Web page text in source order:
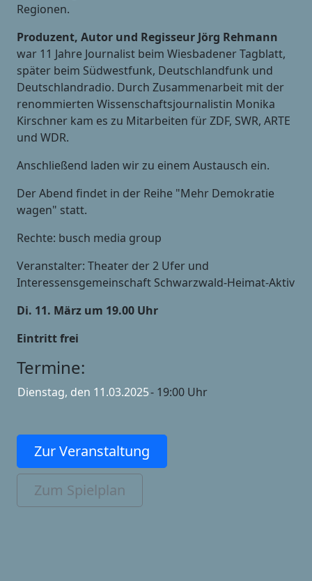
Regionen.
Produzent, Autor und Regisseur Jörg Rehmann
war 11 Jahre Journalist beim Wiesbadener Tagblatt,
später beim Südwestfunk, Deutschlandfunk und
Deutschlandradio. Durch Zusammenarbeit mit der
renommierten Wissenschaftsjournalistin Monika
Kirschner kam es zu Mitarbeiten für ZDF, SWR, ARTE
und WDR.
Anschließend laden wir zu einem Austausch ein.
Der Abend findet in der Reihe "Mehr Demokratie
wagen" statt.
Rechte: busch media group
Veranstalter: Theater der 2 Ufer und
Interessensgemeinschaft Schwarzwald-Heimat-Aktiv
Di. 11. März um 19.00 Uhr
Eintritt frei
Termine:
Dienstag, den 11.03.2025- 19:00 Uhr
Zur Veranstaltung
Zum Spielplan